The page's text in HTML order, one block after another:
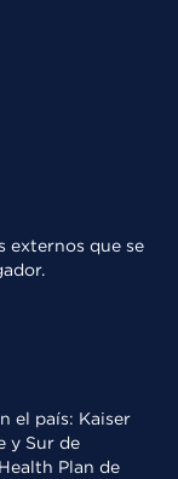
externos que se
el país: Kaiser
y Sur de
Plan de